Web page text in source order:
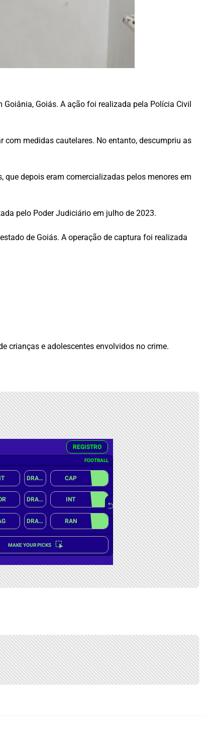
Goiás. A ação foi realizada pela Polícia Civil
com medidas cautelares. No entanto, descumpriu as
depois eram comercializadas pelos menores em
pelo Poder Judiciário em julho de 2023.
de Goiás. A operação de captura foi realizada
crianças e adolescentes envolvidos no crime.